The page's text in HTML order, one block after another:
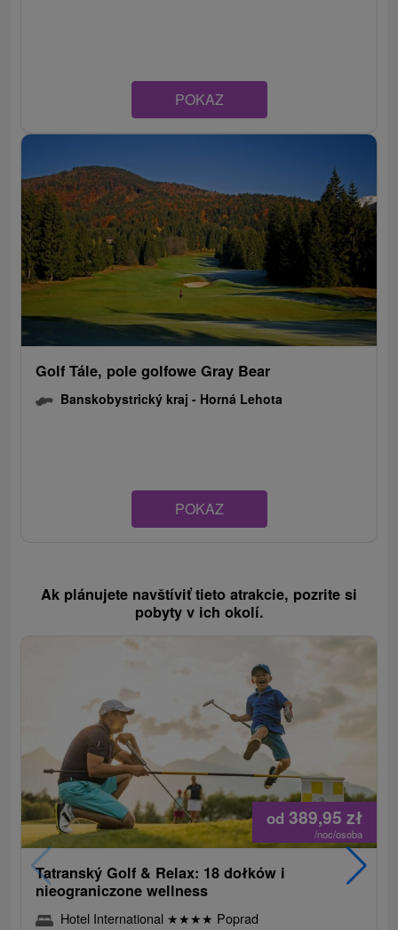
POKAZ
Golf Tále, pole golfowe Gray Bear
Banskobystrický kraj - Horná Lehota
POKAZ
Ak plánujete navštíviť tieto atrakcie, pozrite si
pobyty v ich okolí.
od 389,95zł
/noc/osoba
Tatranský Golf & Relax: 18 dołków i
nieograniczone wellness
Hotel International ★★★★ Poprad